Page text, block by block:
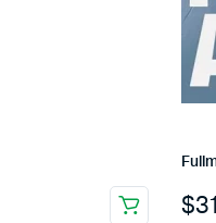
$